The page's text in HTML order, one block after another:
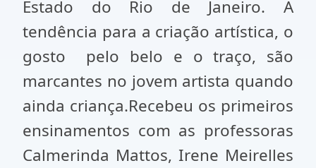
Estado do Rio de Janeiro. A
tendência para a criação artística, o
gosto pelo belo e o traço, são
marcantes no jovem artista quando
ainda criança.Recebeu os primeiros
ensinamentos com as professoras
Calmerinda Mattos, Irene Meirelles